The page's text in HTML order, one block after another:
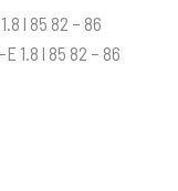
l 85 82 – 86
1.8 l 85 82 – 86